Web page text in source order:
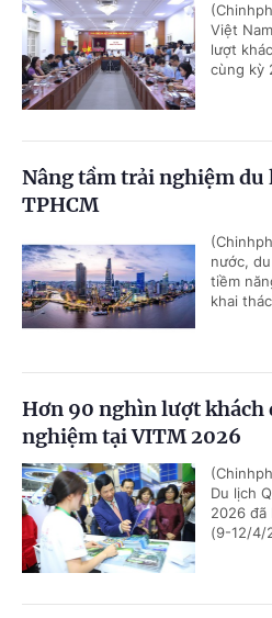
Việt
lượt
cùng kỳ
Nâng tầm trải nghiệm du
TPHCM
nước,
tiềm
khai
Hơn 90 nghìn lượt khách
nghiệm tại VITM 2026
Du lịch
2026 đã
(9-12/4/